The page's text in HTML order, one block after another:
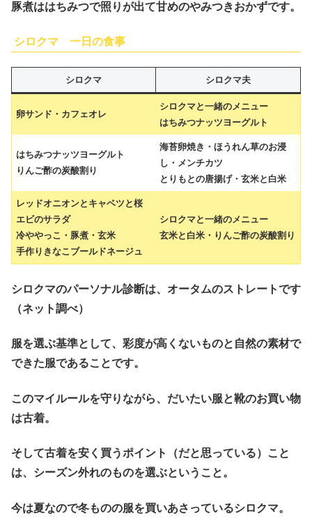
豚煮ははちみつで照りが出て甘めのやみつきおかずです。
シロクマ 一日の食事
シロクマ シロクマ夫
卵サンド・カフェオレ
シロクマと一緒のメニュー
はちみつナッツヨーグルト
はちみつナッツヨーグルト
りんご酢の炭酸割り
海苔卵焼き・ほうれん草のお浸
し・メンチカツ
とりもとの唐揚げ・玄米と白米
レッドオニオンとキャベツと桜
エビのサラダ
冷ややっこ・豚煮・玄米
手作りきなこブールドネージュ
シロクマと一緒のメニュー
玄米と白米・りんご酢の炭酸割り
シロクマのパーソナル診断は、オータムのストレートです
（ネット調べ）
服を選ぶ基準として、彩度が高くないものと自然の素材で
できた服であることです。
このマイルールを守りながら、だいたい服と靴のお買い物
は古着。
そして古着を安く買うポイント（だと思っている）こと
は、シーズン外れのものを選ぶということ。
今は夏なので冬ものの服を買いあさっているシロクマ。